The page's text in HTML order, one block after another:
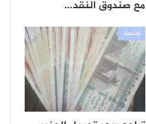
مع صندوق النقد…
إقتصاد